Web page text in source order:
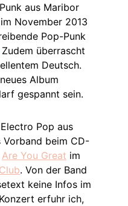
aus Maribor
November 2013
Pop-Punk
Zudem überrascht
Deutsch.
Album
gespannt sein.
Pop aus
Vorband beim CD-
Are You Great im
. Von der Band
keine Infos im
erfuhr ich,